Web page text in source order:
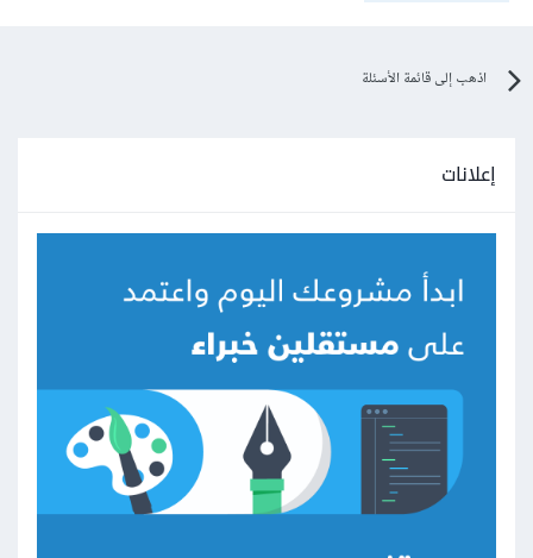
اذهب إلى قائمة الأسئلة
إعلانات